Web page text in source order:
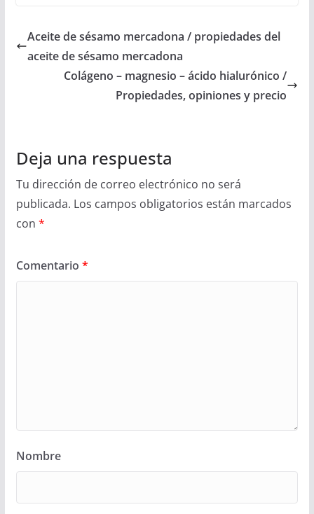
Aceite de sésamo mercadona / propiedades del
aceite de sésamo mercadona
Colágeno – magnesio – ácido hialurónico /
Propiedades, opiniones y precio
Deja una respuesta
Tu dirección de correo electrónico no será
publicada. Los campos obligatorios están marcados
con *
Comentario *
Nombre